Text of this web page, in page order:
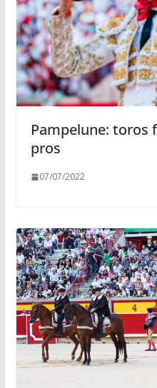
Pampelune: toros
pros
07/07/2022